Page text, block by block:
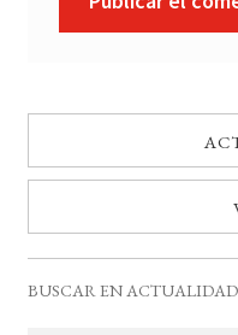
BUSCAR EN ACTUALIDAD